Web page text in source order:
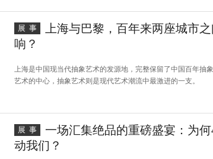
展事
上海与巴黎，百年来两座城市
响？
上海是中国现当代抽象艺术的发源地，完整保留了中国百年抽
艺术的中心，抽象艺术则是现代艺术潮流中最激进的一支。
展事
一场汇集绝品的重磅盛宴：为
动我们？